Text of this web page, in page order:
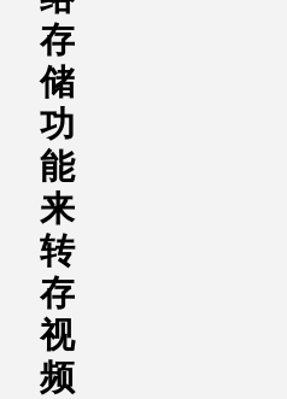
存
储
功
能
来
转
存
视
频